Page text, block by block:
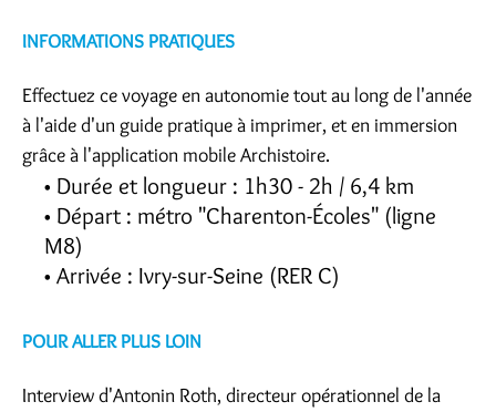
INFORMATIONS PRATIQUES
Effectuez ce voyage en autonomie tout au long de l'année
à l'aide d'un guide pratique à imprimer, et en immersion
grâce à l'application mobile Archistoire.
Durée et longueur : 1h30 - 2h / 6,4 km
Départ : métro "Charenton-Écoles" (ligne
M8)
Arrivée : Ivry-sur-Seine (RER C)
POUR ALLER PLUS LOIN
Interview d'Antonin Roth, directeur opérationnel de la